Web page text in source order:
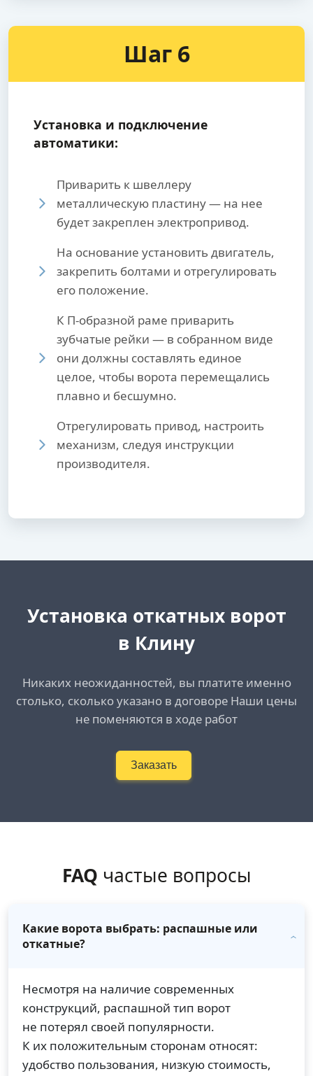
Шаг 6
Установка и подключение
автоматики:
Приварить к швеллеру
металлическую пластину — на нее
будет закреплен электропривод.
На основание установить двигатель,
закрепить болтами и отрегулировать
его положение.
К П-образной раме приварить
зубчатые рейки — в собранном виде
они должны составлять единое
целое, чтобы ворота перемещались
плавно и бесшумно.
Отрегулировать привод, настроить
механизм, следуя инструкции
производителя.
Установка откатных ворот
в Клину
Никаких неожиданностей, вы платите именно
столько, сколько указано в договоре Наши цены
не поменяются в ходе работ
Заказать
FAQ частые вопросы
Какие ворота выбрать: распашные или
откатные?
Несмотря на наличие современных
конструкций, распашной тип ворот
не потерял своей популярности.
К их положительным сторонам относят:
удобство пользования, низкую стоимость,